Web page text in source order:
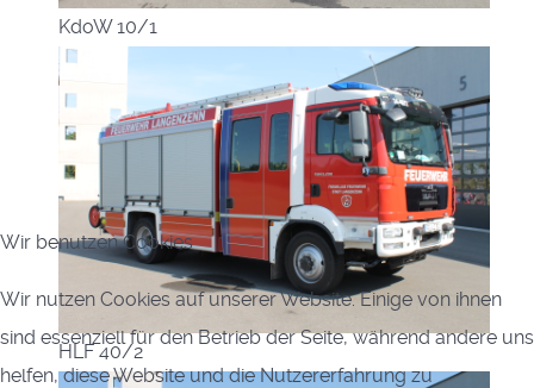
KdoW 10/1
HLF 40/2
Wir benutzen Cookies
Wir nutzen Cookies auf unserer Website. Einige von ihnen
sind essenziell für den Betrieb der Seite, während andere uns
helfen, diese Website und die Nutzererfahrung zu